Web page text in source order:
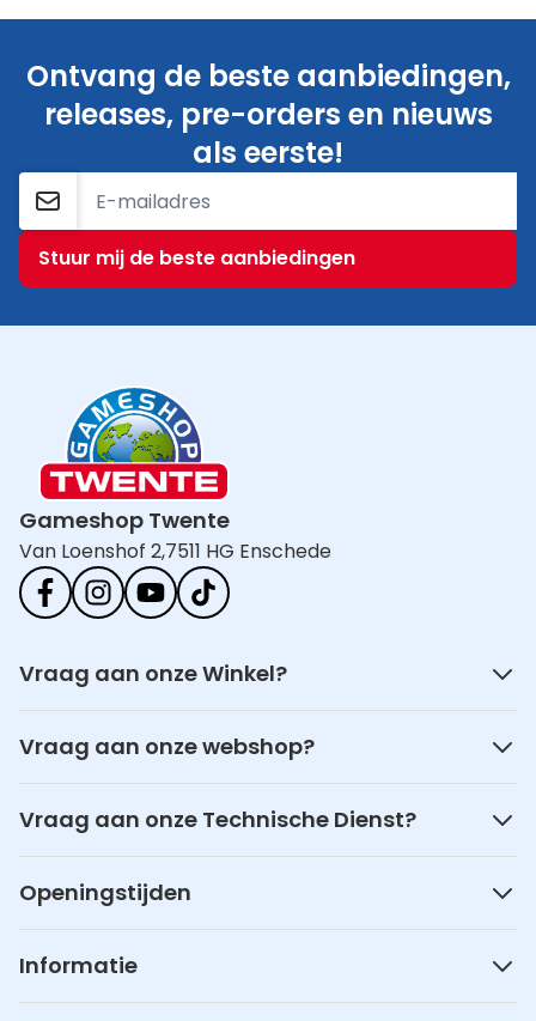
Ontvang de beste aanbiedingen,
releases, pre-orders en nieuws
als eerste!
E-mailadres
Stuur mij de beste aanbiedingen
Gameshop Twente
Van Loenshof 2,7511 HG Enschede
Vraag aan onze Winkel?
Vraag aan onze webshop?
Vraag aan onze Technische Dienst?
Openingstijden
Informatie